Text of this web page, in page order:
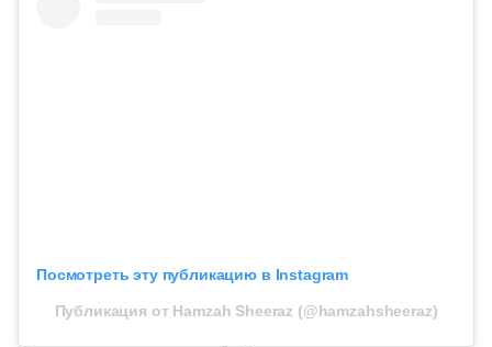
Посмотреть эту публикацию в Instagram
Публикация от Hamzah Sheeraz (@hamzahsheeraz)